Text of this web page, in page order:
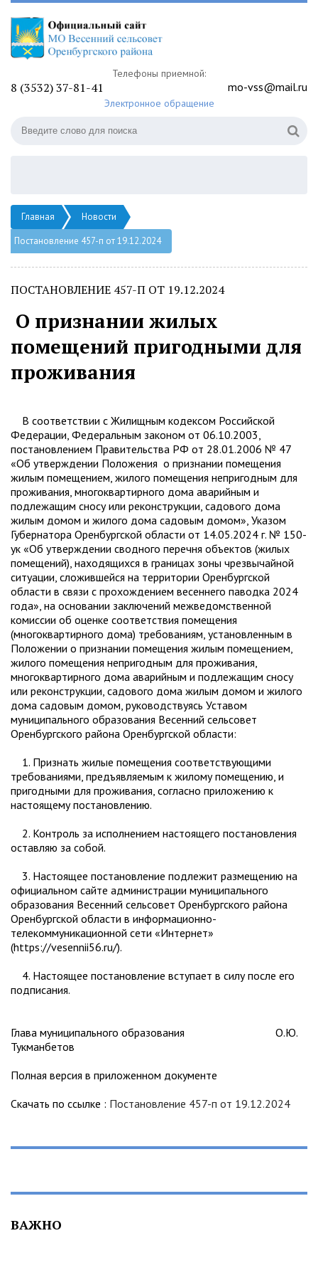
Телефоны приемной:
8 (3532) 37-81-41 mo-vss@mail.ru
Электронное обращение
Главная
Новости
Постановление 457-п от 19.12.2024
ПОСТАНОВЛЕНИЕ 457-П ОТ 19.12.2024
О признании жилых
помещений пригодными для
проживания
В соответствии с Жилищным кодексом Российской
Федерации, Федеральным законом от 06.10.2003,
постановлением Правительства РФ от 28.01.2006 № 47
«Об утверждении Положения о признании помещения
жилым помещением, жилого помещения непригодным для
проживания, многоквартирного дома аварийным и
подлежащим сносу или реконструкции, садового дома
жилым домом и жилого дома садовым домом», Указом
Губернатора Оренбургской области от 14.05.2024 г. № 150-
ук «Об утверждении сводного перечня объектов (жилых
помещений), находящихся в границах зоны чрезвычайной
ситуации, сложившейся на территории Оренбургской
области в связи с прохождением весеннего паводка 2024
года», на основании заключений межведомственной
комиссии об оценке соответствия помещения
(многоквартирного дома) требованиям, установленным в
Положении о признании помещения жилым помещением,
жилого помещения непригодным для проживания,
многоквартирного дома аварийным и подлежащим сносу
или реконструкции, садового дома жилым домом и жилого
дома садовым домом, руководствуясь Уставом
муниципального образования Весенний сельсовет
Оренбургского района Оренбургской области:
1. Признать жилые помещения соответствующими
требованиями, предъявляемым к жилому помещению, и
пригодными для проживания, согласно приложению к
настоящему постановлению.
2. Контроль за исполнением настоящего постановления
оставляю за собой.
3. Настоящее постановление подлежит размещению на
официальном сайте администрации муниципального
образования Весенний сельсовет Оренбургского района
Оренбургской области в информационно-
телекоммуникационной сети «Интернет»
(https://vesennii56.ru/).
4. Настоящее постановление вступает в силу после его
подписания.
Глава муниципального образования О.Ю.
Тукманбетов
Полная версия в приложенном документе
Скачать по ссылке : Постановление 457-п от 19.12.2024
ВАЖНО